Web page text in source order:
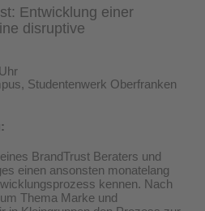
Entwicklung einer
disruptive
Studentenwerk Oberfranken
BrandTrust Beraters und
einen ansonsten monatelang
kennen. Nach
Thema Marke und